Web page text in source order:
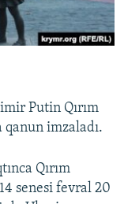
Putin Qırım
qanun imzaladı.
Qırım
senesi fevral 20